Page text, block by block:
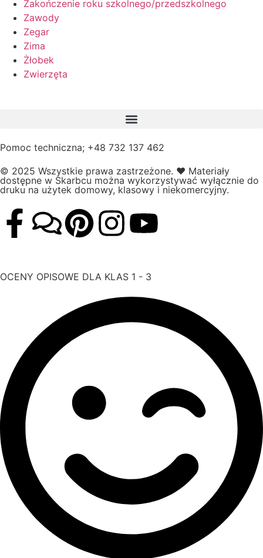
Zakończenie roku szkolnego/przedszkolnego
Zawody
Zegar
Zima
Żłobek
Zwierzęta
Pomoc techniczna; +48 732 137 462
© 2025 Wszystkie prawa zastrzeżone. ❤️ Materiały
dostępne w Skarbcu można wykorzystywać wyłącznie do
druku na użytek domowy, klasowy i niekomercyjny.
OCENY OPISOWE DLA KLAS 1 - 3